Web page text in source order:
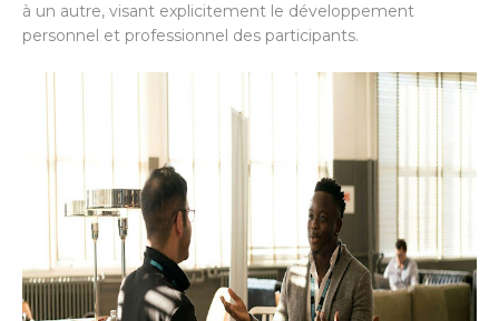
à un autre, visant explicitement le développement
personnel et professionnel des participants.